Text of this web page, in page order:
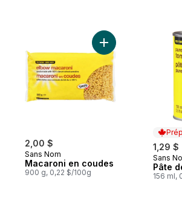
2,00 $
Sans Nom
Macaroni en coudes
900 g, 0,22 $/100g
Ajouter Macaroni
1,29 $
Sans
Pâte
156 ml,